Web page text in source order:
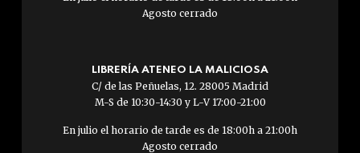
Agosto cerrado
LIBRERÍA ATENEO LA MALICIOSA
C/ de las Peñuelas, 12. 28005 Madrid
M-S de 10:30-14:30 y L-V 17:00-21:00
En julio el horario de tarde es de 18:00h a 21:00h
Agosto cerrado